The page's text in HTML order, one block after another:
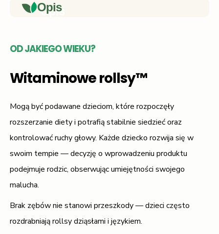
Opis
OD JAKIEGO WIEKU?
Witaminowe rollsy™
Mogą być podawane dzieciom, które rozpoczęły
rozszerzanie diety i potrafią stabilnie siedzieć oraz
kontrolować ruchy głowy. Każde dziecko rozwija się w
swoim tempie — decyzję o wprowadzeniu produktu
podejmuje rodzic, obserwując umiejętności swojego
malucha.
Brak zębów nie stanowi przeszkody — dzieci często
rozdrabniają rollsy dziąsłami i językiem.